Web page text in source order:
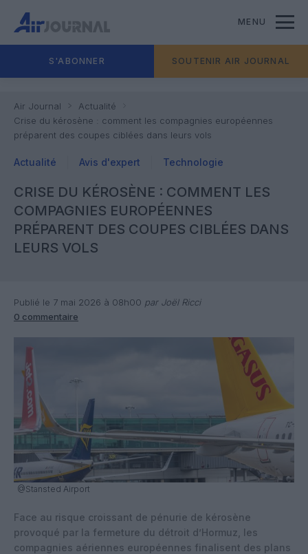
MENU
S'ABONNER SOUTENIR AIR JOURNAL
Air Journal
Actualité
Crise du kérosène : comment les compagnies européennes
préparent des coupes ciblées dans leurs vols
Actualité Avis d'expert Technologie
CRISE DU KÉROSÈNE : COMMENT LES
COMPAGNIES EUROPÉENNES
PRÉPARENT DES COUPES CIBLÉES DANS
LEURS VOLS
Publié le 7 mai 2026 à 08h00 par Joël Ricci
0 commentaire
@Stansted Airport
Face au risque croissant de pénurie de kérosène
provoqué par la fermeture du détroit d’Hormuz, les
compagnies aériennes européennes finalisent des plans